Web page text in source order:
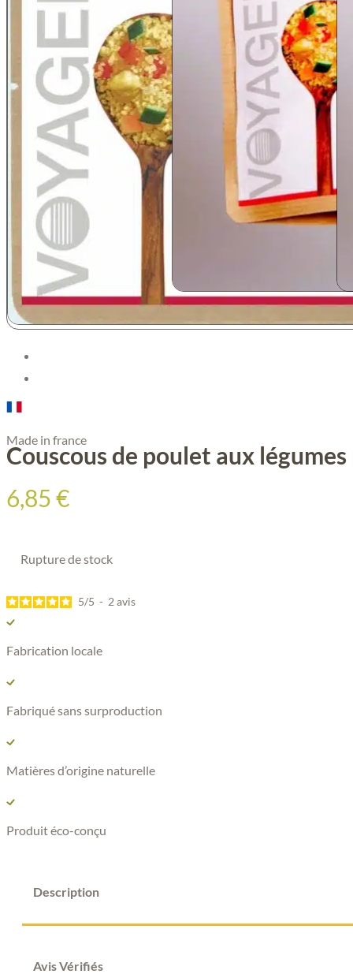
Made in france
Couscous de poulet aux
6,85€
Rupture de stock
5/5 - 2 avis
Fabrication locale
Fabriqué sans surproduction
Matières d’origine naturelle
Produit éco-conçu
Description
Avis Vérifiés